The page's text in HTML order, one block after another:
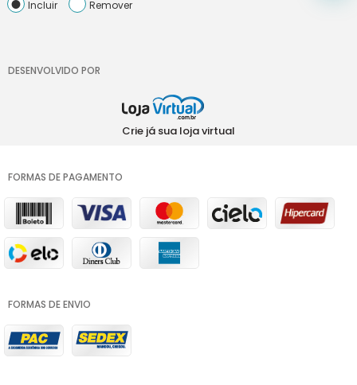
Incluir Remover
DESENVOLVIDO POR
Crie já sua loja virtual
FORMAS DE PAGAMENTO
FORMAS DE ENVIO